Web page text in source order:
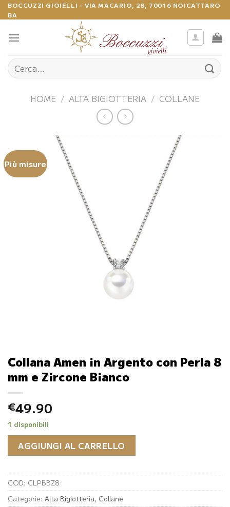
Salta
ai
contenuti
BOCCUZZI GIOIELLI - VIA MACARIO, 28, 70016 NOICATTARO
BA
Cerca:
HOME / ALTA BIGIOTTERIA / COLLANE
Più misure
Collana Amen in Argento con Perla 8
mm e Zircone Bianco
€49.90
1 disponibili
AGGIUNGI AL CARRELLO
COD: CLPBBZ8
Categorie: Alta Bigiotteria, Collane